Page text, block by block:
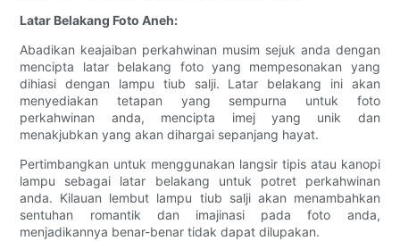
Latar Belakang Foto Aneh:
Abadikan keajaiban perkahwinan musim sejuk anda dengan
mencipta latar belakang foto yang mempesonakan yang
dihiasi dengan lampu tiub salji. Latar belakang ini akan
menyediakan tetapan yang sempurna untuk foto
perkahwinan anda, mencipta imej yang unik dan
menakjubkan yang akan dihargai sepanjang hayat.
Pertimbangkan untuk menggunakan langsir tipis atau kanopi
lampu sebagai latar belakang untuk potret perkahwinan
anda. Kilauan lembut lampu tiub salji akan menambahkan
sentuhan romantik dan imajinasi pada foto anda,
menjadikannya benar-benar tidak dapat dilupakan.